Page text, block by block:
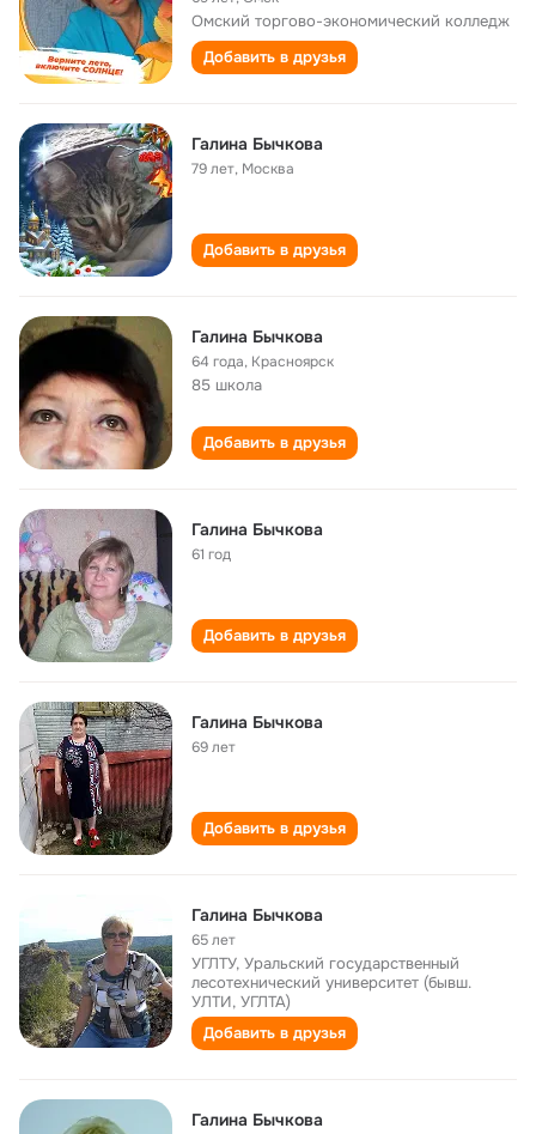
Омский торгово-экономический колледж
Добавить в друзья
Галина Бычкова
79 лет, Москва
Добавить в друзья
Галина Бычкова
64 года, Красноярск
85 школа
Добавить в друзья
Галина Бычкова
61 год
Добавить в друзья
Галина Бычкова
69 лет
Добавить в друзья
Галина Бычкова
65 лет
УГЛТУ, Уральский государственный
лесотехнический университет (бывш.
УЛТИ, УГЛТА)
Добавить в друзья
Галина Бычкова